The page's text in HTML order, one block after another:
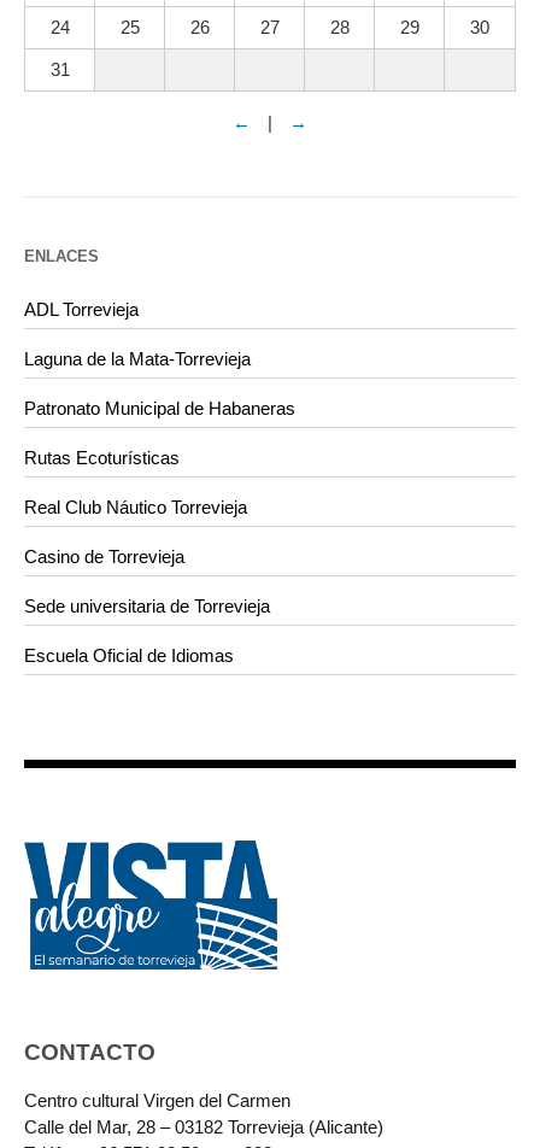
24 25 26 27 28 29 30
31
← | →
ENLACES
ADL Torrevieja
Laguna de la Mata-Torrevieja
Patronato Municipal de Habaneras
Rutas Ecoturísticas
Real Club Náutico Torrevieja
Casino de Torrevieja
Sede universitaria de Torrevieja
Escuela Oficial de Idiomas
CONTACTO
Centro cultural Virgen del Carmen
Calle del Mar, 28 – 03182 Torrevieja (Alicante)